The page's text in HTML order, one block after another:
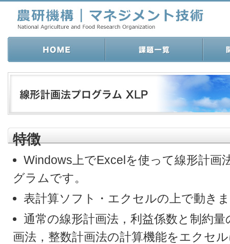
特徴
Windows上でExcelを使って線形計画
グラムです。
表計算ソフト・エクセルの上で動き
通常の線形計画法，利益係数と制約
画法，整数計画法の計算機能をエクセ